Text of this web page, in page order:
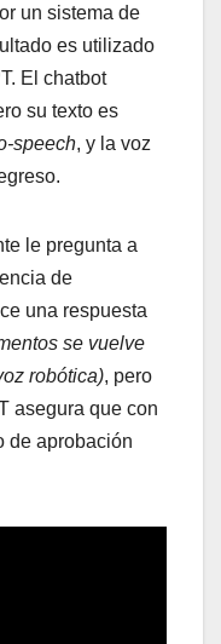
un sistema de
es utilizado
El chatbot
su texto es
speech, y la voz
le pregunta a
de
una respuesta
se vuelve
robótica), pero
asegura que con
de aprobación